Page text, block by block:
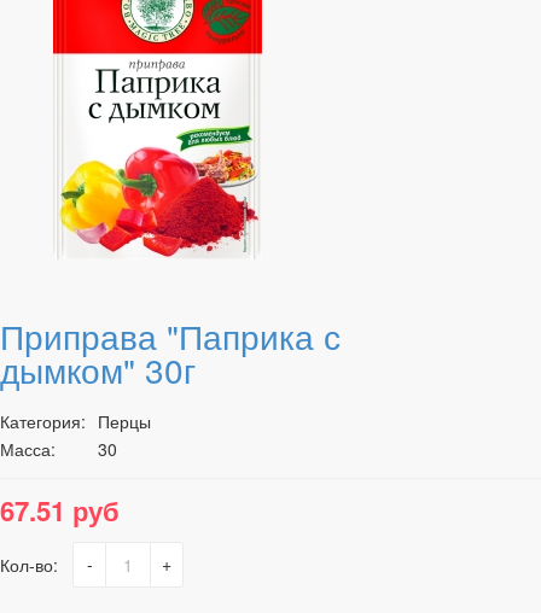
Приправа "Паприка с
дымком" 30г
Категория: Перцы
Масса:
30
67.51 руб
Кол-во: - +